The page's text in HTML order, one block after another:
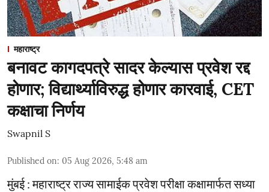
महाराष्ट्र
बनावट कागदपत्रे सादर केल्यास प्रवेश रद्द
होणार; विद्यार्थ्याविरुद्ध होणार कारवाई, CET
कक्षाचा निर्णय
Swapnil S
Published on: 05 Aug 2026, 5:48 am
मुंबई : महाराष्ट्र राज्य सामाईक प्रवेश परीक्षा कक्षामार्फत सध्या